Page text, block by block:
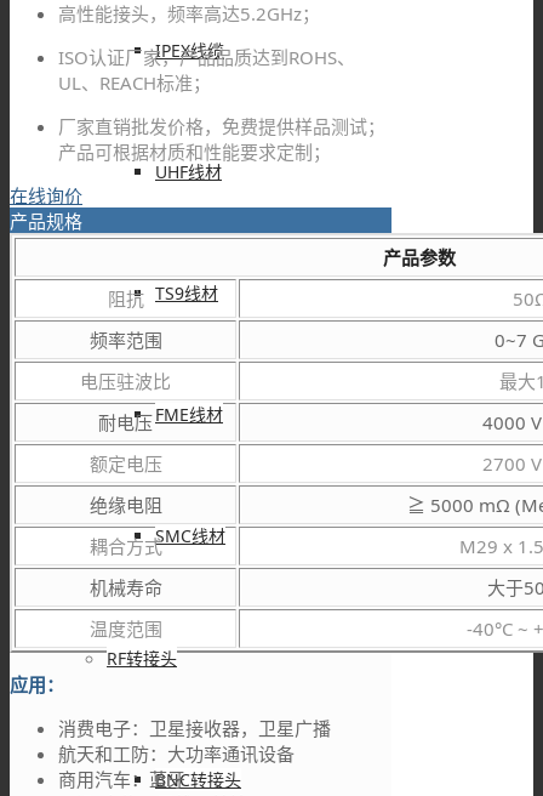
IPEX线缆
UHF线材
TS9线材
FME线材
SMC线材
RF转接头
BNC转接头
高性能接头，频率高达5.2GHz；
ISO认证厂家，产品品质达到ROHS、
UL、REACH标准；
厂家直销批发价格，免费提供样品测试；
产品可根据材质和性能要求定制；
在线询价
产品规格
产品参数
阻抗
频率范围
0~7
电压驻波比
最大
耐电压
4000
额定电压
2700
绝缘电阻
≧ 5000 mΩ
耦合方式
M29 x
机械寿命
大于
温度范围
-40°C ~
应用：
消费电子：卫星接收器，卫星广播
航天和工防：大功率通讯设备
商用汽车：蓝牙